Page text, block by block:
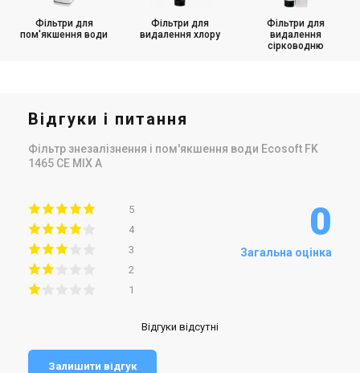
Фільтри для
пом'якшення води
Фільтри для
видалення хлору
Фільтри для
видалення
сірководню
Відгуки і питання
Фільтр знезалізнення і пом'якшення води Ecosoft FK
1465 CE MIX A
5
4
3
2
1
0
Загальна оцінка
Відгуки відсутні
Залишити відгук